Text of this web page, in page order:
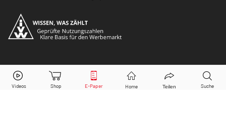
© Copyright 2026 Börsenmedien AG. Alle Rechte